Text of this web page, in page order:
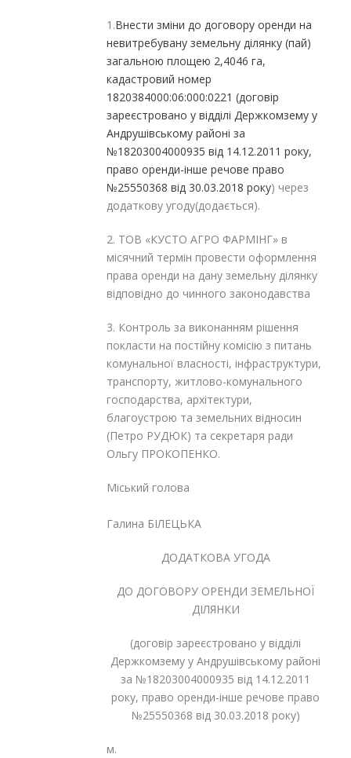
1.Внести зміни до договору оренди на
невитребувану земельну ділянку (пай)
загальною площею 2,4046 га,
кадастровий номер
1820384000:06:000:0221 (договір
зареєстровано у відділі Держкомзему у
Андрушівському районі за
№18203004000935 від 14.12.2011 року,
право оренди-інше речове право
№25550368 від 30.03.2018 року) через
додаткову угоду(додається).
2. ТОВ «КУСТО АГРО ФАРМІНГ» в
місячний термін провести оформлення
права оренди на дану земельну ділянку
відповідно до чинного законодавства
3. Контроль за виконанням рішення
покласти на постійну комісію з питань
комунальної власності, інфраструктури,
транспорту, житлово-комунального
господарства, архітектури,
благоустрою та земельних відносин
(Петро РУДЮК) та секретаря ради
Ольгу ПРОКОПЕНКО.
Міський голова
Галина БІЛЕЦЬКА
ДОДАТКОВА УГОДА
ДО ДОГОВОРУ ОРЕНДИ ЗЕМЕЛЬНОЇ
ДІЛЯНКИ
(договір зареєстровано у відділі
Держкомзему у Андрушівському районі
за №18203004000935 від 14.12.2011
року, право оренди-інше речове право
№25550368 від 30.03.2018 року)
м.